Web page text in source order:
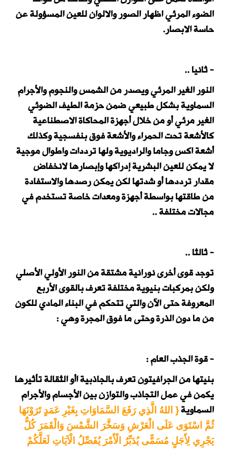
الضوء المرئي اظهار الصور والالوان للعين المسؤولة عن
حاسة الابصار.
- ثانيا ..
النور الغير المرئي ويصدر من الشمس والنجوم والأجرام
السماوية بشكل طبيعي ضمن حزمة الطيف الضوئي
الغير مرئي أو من خلال أجهزة المحاكاة الاصطناعية
كالأشعة تحت الحمراء والأشعة فوق بنفسجية وكذلك
أشعة اكس وجاما والراديوية ولها ترددات واطوال موجية
لا يمكن للعين البشرية إدراكها وإبصارها لانخفاض
مقدار ترددها أو شدتها لكن يمكن رصدها والاستفادة
من طاقتها بواسطة أجهزة ومعدات خاصة تستخدم في
مجالات مختلفة ..
- ثالثا ..
توجد قوى أخرى نورانية مشتقة من النور الأولي الأصلي
ولكن بمركبات بنيوية مختلفة تعرف بالقوى الأربع
المعروفة حتى الآن والتي تتحكم في البناء المادي للكون
من ما دون الذرة وحتى ما فوق المجرة وهي :
- قوة الجذب العام :
بنيتها من الجرافيتون تعرف بالجاذبية اأو الثقالة تأثيرها
يكمن في عمل التجاذب والتوازن بين الأجسام والأجرام
السماوية{ اللهُ الَّذِي رَفَعَ السَّمَاوَاتِ بِغَيْرِ عَمَدٍ تَرَوْنَهَا
ثُمَّ اسْتَوَى عَلَى الْعَرْشِ وَسَخَّرَ الشَّمْسَ وَالْقَمَرَ كُلٌّ
يَجْرِي لِأَجَلٍ مُسَمًّى يُدَبِّرُ الْأَمْرَ يُفَصِّلُ الْآيَاتِ لَعَلَّكُمْ